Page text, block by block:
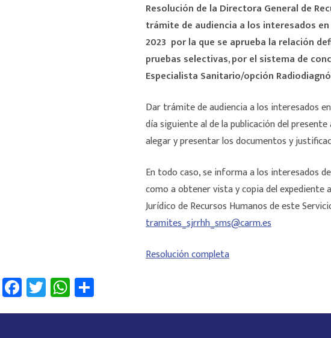
Resolución de la Directora General de
trámite de audiencia a los interesados
2023 por la que se aprueba la relación
pruebas selectivas, por el sistema de
Especialista Sanitario/opción
Dar trámite de audiencia a los interesados
día siguiente al de la publicación del
alegar y presentar los documentos y
En todo caso, se informa a los interesados
como a obtener vista y copia del
Jurídico de Recursos Humanos de este
tramites_sjrrhh_sms@carm.es
Resolución completa
Fa
ce
T
wi
W
h o